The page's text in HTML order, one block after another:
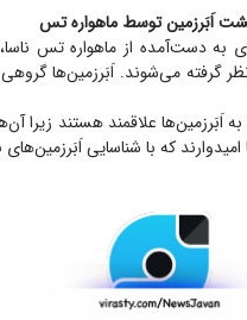
به دست‌آمده از ماهواره تس
گرفته می‌شوند. اَبَرزمین‌ها
به اَبَرزمین‌ها علاقمند هستند
که با شناسایی